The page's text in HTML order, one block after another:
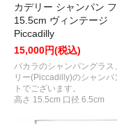
カデリー シャンパン
15.5cm ヴィンテージ
Piccadilly
15,000円(税込)
バカラのシャンパングラス
リー(Piccadilly)のシャンパ
トでございます。
高さ 15.5cm 口径 6.5cm